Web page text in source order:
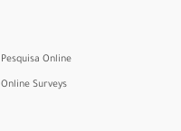
Pesquisa Online
Online Surveys